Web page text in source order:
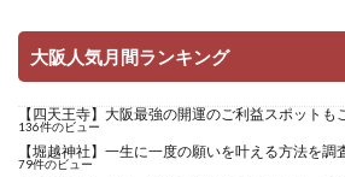
大阪人気月間ランキング
【四天王寺】大阪最強の開運のご利益スポットも
136件のビュー
【堀越神社】一生に一度の願いを叶える方法を調
79件のビュー